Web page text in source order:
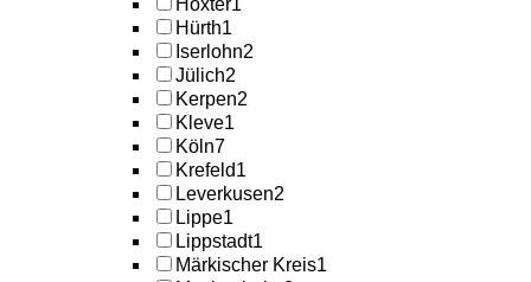
Höxter1
Hürth1
Iserlohn2
Jülich2
Kerpen2
Kleve1
Köln7
Krefeld1
Leverkusen2
Lippe1
Lippstadt1
Märkischer Kreis1